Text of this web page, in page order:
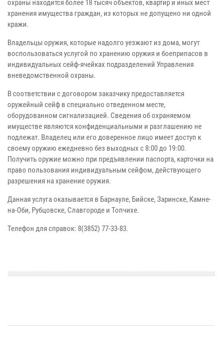
охраны находится более 18 тысяч объектов, квартир и иных мест
хранения имущества граждан, из которых не допущено ни одной
кражи.
Владельцы оружия, которые надолго уезжают из дома, могут
воспользоваться услугой по хранению оружия и боеприпасов в
индивидуальных сейф-ячейках подразделений Управления
вневедомственной охраны.
В соответствии с договором заказчику предоставляется
оружейный сейф в специально отведенном месте,
оборудованном сигнализацией. Сведения об охраняемом
имуществе являются конфиденциальными и разглашению не
подлежат. Владелец или его доверенное лицо имеет доступ к
своему оружию ежедневно без выходных с 8:00 до 19:00.
Получить оружие можно при предъявлении паспорта, карточки на
право пользования индивидуальным сейфом, действующего
разрешения на хранение оружия.
Данная услуга оказывается в Барнауле, Бийске, Заринске, Камне-
на-Оби, Рубцовске, Славгороде и Топчихе.
Телефон для справок: 8(3852) 77-33-83.